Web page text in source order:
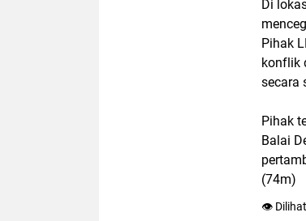
Di
Pihak
konflik
secara
Pihak
Balai
(74m)
👁️